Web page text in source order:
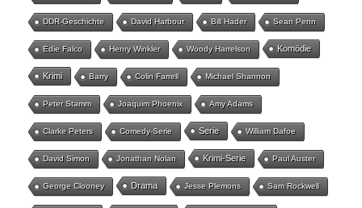
DDR-Geschichte David Harbour Bill Hader Sean Penn
Edie Falco Henry Winkler Woody Harrelson Komödie
Krimi Barry Colin Farrell Michael Shannon
Peter Stamm Joaquim Phoenix Amy Adams
Clarke Peters Comedy-Serie Serie William Dafoe
David Simon Jonathan Nolan Krimi-Serie Paul Auster
George Clooney Drama Jesse Plemons Sam Rockwell